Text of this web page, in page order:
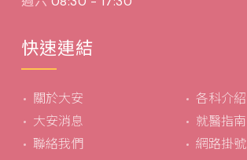
快速連結
關於大安
各科介紹
大安消息
就醫指南
聯絡我們
網路掛號